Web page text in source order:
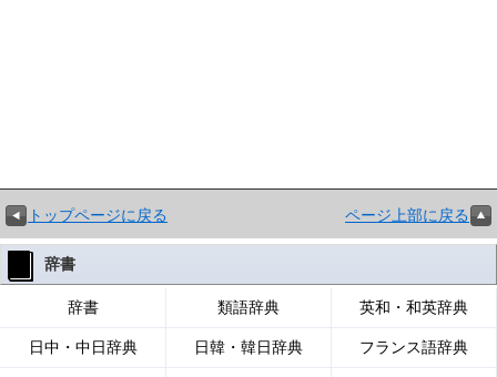
トップページに戻る ページ上部に戻る
辞書
辞書 類語辞典 英和・和英辞典
日中・中日辞典 日韓・韓日辞典 フランス語辞典